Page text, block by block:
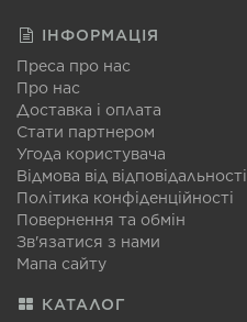
ІНФОРМАЦІЯ
Преса про нас
Про нас
Доставка і оплата
Стати партнером
Угода користувача
Відмова від відповідальності
Політика конфіденційності
Повернення та обмін
Зв'язатися з нами
Мапа сайту
КАТАЛОГ